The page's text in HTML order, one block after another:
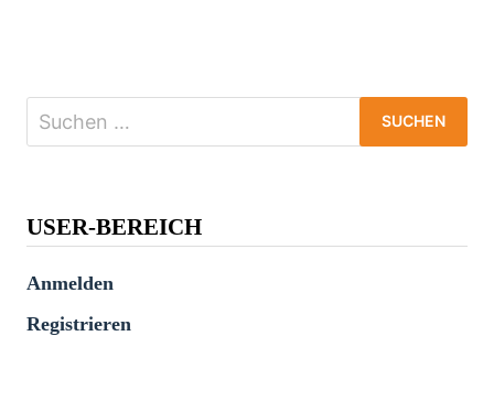
Suchen
USER-BEREICH
Anmelden
Registrieren